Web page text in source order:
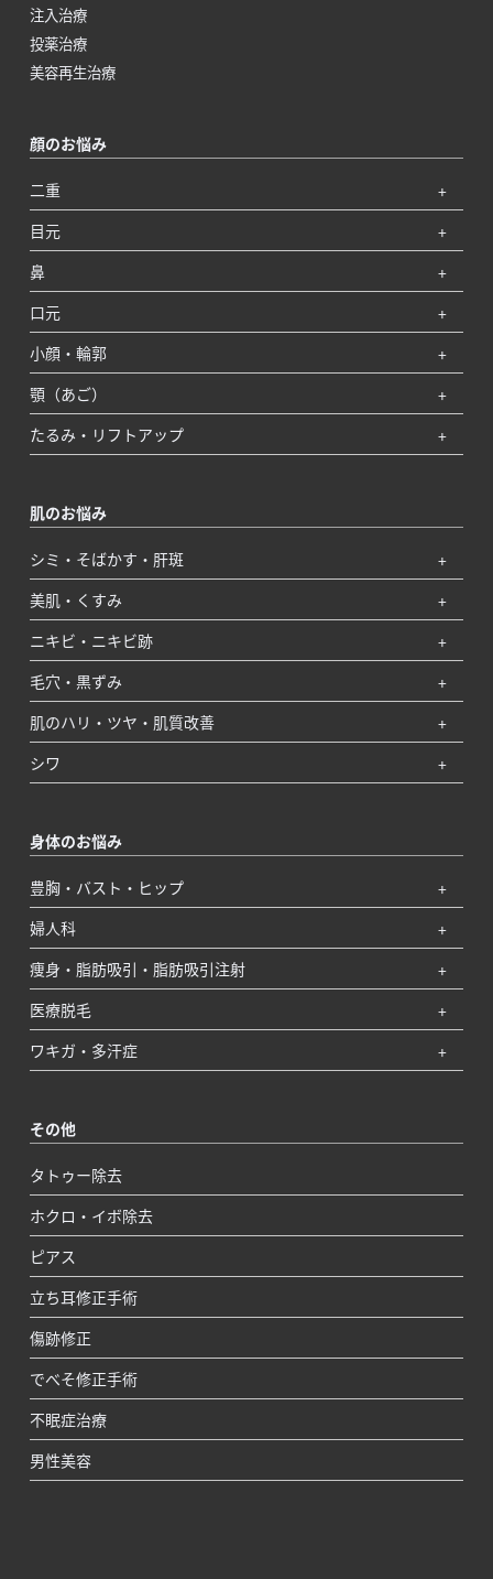
注入治療
投薬治療
美容再生治療
顔のお悩み
二重
目元
鼻
口元
小顔・輪郭
顎（あご）
たるみ・リフトアップ
肌のお悩み
シミ・そばかす・肝斑
美肌・くすみ
ニキビ・ニキビ跡
毛穴・黒ずみ
肌のハリ・ツヤ・肌質改善
シワ
身体のお悩み
豊胸・バスト・ヒップ
婦人科
痩身・脂肪吸引・脂肪吸引注射
医療脱毛
ワキガ・多汗症
その他
タトゥー除去
ホクロ・イボ除去
ピアス
立ち耳修正手術
傷跡修正
でべそ修正手術
不眠症治療
男性美容